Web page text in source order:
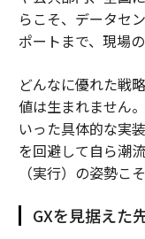
らこそ、データセ
ポートまで、現場
どんなに優れた戦
値は生まれません
いった具体的な実
を回避して自ら潮
（実行）の姿勢こ
GXを見据えた